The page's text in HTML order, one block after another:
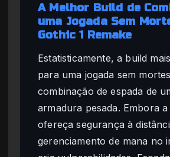
A Melhor Build de
uma Jogada Sem
Gothic 1 Remake
Estatisticamente, a build
para uma jogada sem
combinação de espada de
armadura pesada. Embora a
ofereça segurança à
gerenciamento de mana no